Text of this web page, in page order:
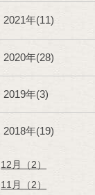
2021年(11)
2020年(28)
2019年(3)
2018年(19)
12月（2）
11月（2）